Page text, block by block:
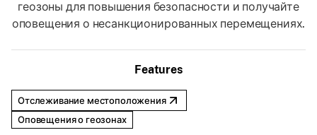
геозоны для повышения безопасности и получайте
оповещения о несанкционированных перемещениях.
Features
Отслеживание местоположения
Оповещения о геозонах